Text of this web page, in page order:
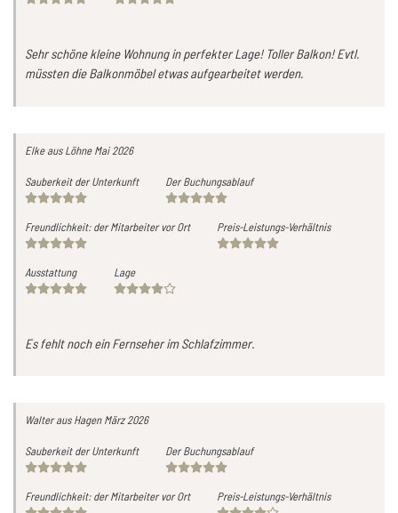
Sehr schöne kleine Wohnung in perfekter Lage! Toller Balkon! Evtl.
müssten die Balkonmöbel etwas aufgearbeitet werden.
Elkeaus Löhne Mai 2026
Sauberkeit der Unterkunft Der Buchungsablauf
Freundlichkeit: der Mitarbeiter vor Ort Preis-Leistungs-Verhältnis
Ausstattung Lage
Es fehlt noch ein Fernseher im Schlafzimmer.
Walteraus Hagen März 2026
Sauberkeit der Unterkunft Der Buchungsablauf
Freundlichkeit: der Mitarbeiter vor Ort Preis-Leistungs-Verhältnis